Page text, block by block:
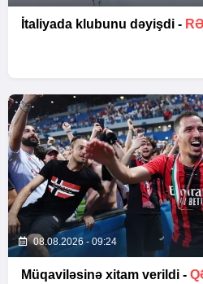
İtaliyada klubunu dəyişdi -
08.08.2026 - 09:24
Müqaviləsinə xitam verildi -